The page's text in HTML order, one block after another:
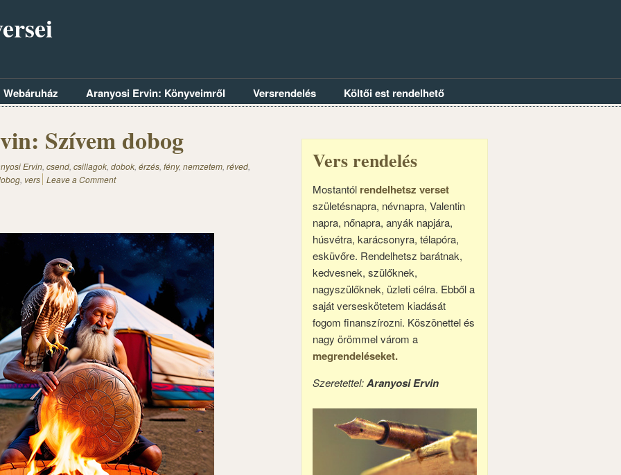
Webáruház Aranyosi Ervin: Könyveimről Versrendelés Költői est rendelhető
Szívem dobog
Ervin, csend, csillagok, dobok, érzés, fény, nemzetem, réved,
, vers Leave a Comment
Vers rendelés
Mostantól rendelhetsz verset
születésnapra, névnapra, Valentin
napra, nőnapra, anyák napjára,
húsvétra, karácsonyra, télapóra,
esküvőre. Rendelhetsz barátnak,
kedvesnek, szülőknek,
nagyszülőknek, üzleti célra. Ebből a
saját verseskötetem kiadását
fogom finanszírozni. Köszönettel és
nagy örömmel várom a
megrendeléseket.
Szeretettel:Aranyosi Ervin